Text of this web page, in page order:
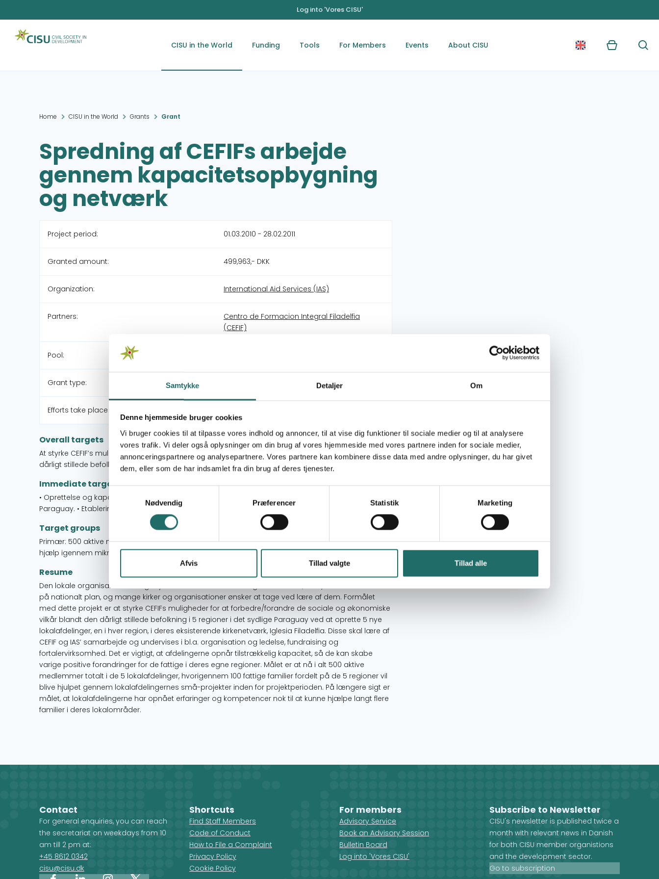
Samtykke Detaljer Om
Denne hjemmeside bruger cookies
Vi bruger cookies til at tilpasse vores indhold og annoncer, til at vise dig funktioner til sociale medier og til at analysere
vores trafik. Vi deler også oplysninger om din brug af vores hjemmeside med vores partnere inden for sociale medier,
annonceringspartnere og analysepartnere. Vores partnere kan kombinere disse data med andre oplysninger, du har givet
dem, eller som de har indsamlet fra din brug af deres tjenester.
Nødvendig
Præferencer Statistik Marketing
Afvis Tillad valgte Tillad alle
Log into 'Vores CISU'
CISU in the World Funding Tools For Members Events About CISU Kurv Søg
Home CISU in the World Grants Grant
Spredning af CEFIFs arbejde
gennem kapacitetsopbygning
og netværk
Project period: 01.03.2010 - 28.02.2011
Granted amount: 499,963,- DKK
Organization: International Aid Services (IAS)
Partners:
Centro de Formacion Integral Filadelfia
(CEFIF)
Pool:
Grant type:
Efforts take place in:
Overall targets
At styrke CEFIF’s muligheder for at forbedre/forandre de sociale og økonomiske vilkår blandt den
dårligt stillede befolkning i 5 regioner i Paraguay
Immediate targets
• Oprettelse og kapacitetsopbygning af 5 nye lokalafdelinger af CEFIF fordelt på 5 regioner i Syd
Paraguay. • Etablering af CEFIFs nye struktur og netværk
Target groups
Primær: 500 aktive medlemmer ligeligt fordelt på køn Sekundær: 100 fattige familier har modtaget
hjælp igennem mikro-projekter
Resume
Den lokale organisation i Paraguay Centro de Formation Integral Filadelfia (CEFIF) er nu blevet kendt
på nationalt plan, og mange kirker og organisationer ønsker at tage ved lære af dem. Formålet
med dette projekt er at styrke CEFIFs muligheder for at forbedre/forandre de sociale og økonomiske
vilkår blandt den dårligt stillede befolkning i 5 regioner i det sydlige Paraguay ved at oprette 5 nye
lokalafdelinger, en i hver region, i deres eksisterende kirkenetværk, Iglesia Filadelfia. Disse skal lære af
CEFIF og IAS’ samarbejde og undervises i bl.a. organisation og ledelse, fundraising og
fortalervirksomhed. Det er vigtigt, at afdelingerne opnår tilstrækkelig kapacitet, så de kan skabe
varige positive forandringer for de fattige i deres egne regioner. Målet er at nå i alt 500 aktive
medlemmer totalt i de 5 lokalafdelinger, hvorigennem 100 fattige familier fordelt på de 5 regioner vil
blive hjulpet gennem lokalafdelingernes små-projekter inden for projektperioden. På længere sigt er
målet, at lokalafdelingerne har opnået erfaringer og kompetencer nok til at kunne hjælpe langt flere
familier i deres lokalområder.
Contact
For general enquiries, you can reach
the secretariat on weekdays from 10
am till 2 pm at:
+45 8612 0342
cisu@cisu.dk
Shortcuts
Find Staff Members
Code of Conduct
How to File a Complaint
Privacy Policy
Cookie Policy
For members
Advisory Service
Book an Advisory Session
Bulletin Board
Log into 'Vores CISU'
Subscribe to Newsletter
CISU's newsletter is published twice a
month with relevant news in Danish
for both CISU member organistions
and the development sector.
Go to subscription